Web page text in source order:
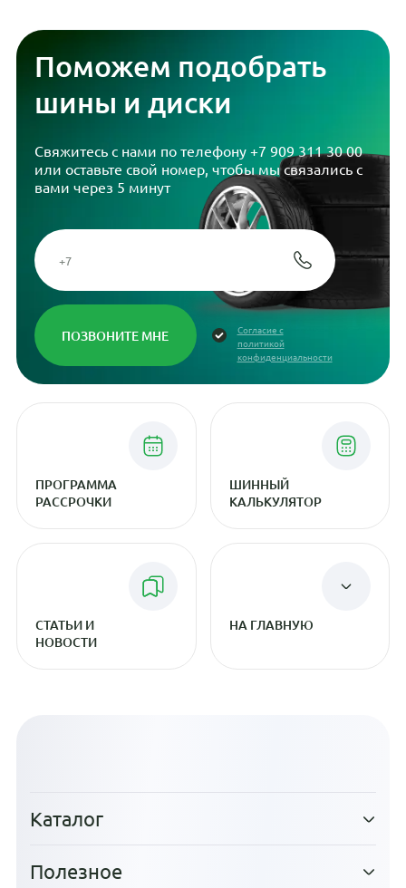
Поможем подобрать
шины и диски
Свяжитесь с нами по телефону +7 909 311 30 00
или оставьте свой номер, чтобы мы связались с
вами через 5 минут
Согласие с
политикой
конфиденциальности
ПРОГРАММА
РАССРОЧКИ
ШИННЫЙ
КАЛЬКУЛЯТОР
СТАТЬИ И
НОВОСТИ
НА ГЛАВНУЮ
Каталог
Полезное